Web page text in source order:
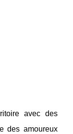
avec des
des amoureux